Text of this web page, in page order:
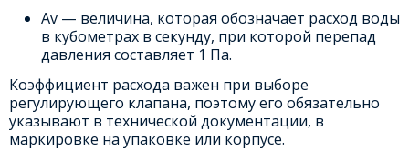
Av — величина, которая обозначает расход воды
в кубометрах в секунду, при которой перепад
давления составляет 1 Па.
Коэффициент расхода важен при выборе
регулирующего клапана, поэтому его обязательно
указывают в технической документации, в
маркировке на упаковке или корпусе.